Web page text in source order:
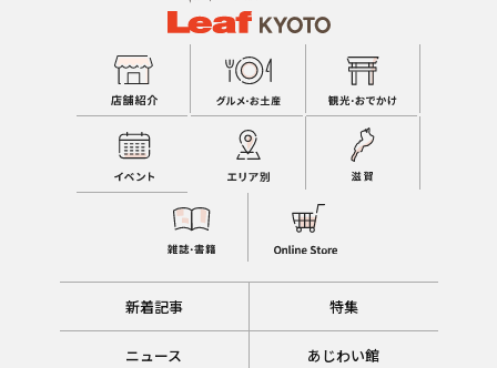
新着記事 特集
ニュース あじわい館